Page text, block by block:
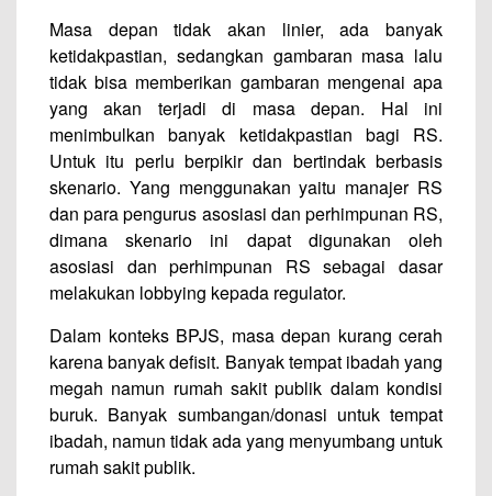
Masa depan tidak akan linier, ada banyak
ketidakpastian, sedangkan gambaran masa lalu
tidak bisa memberikan gambaran mengenai apa
yang akan terjadi di masa depan. Hal ini
menimbulkan banyak ketidakpastian bagi RS.
Untuk itu perlu berpikir dan bertindak berbasis
skenario. Yang menggunakan yaitu manajer RS
dan para pengurus asosiasi dan perhimpunan RS,
dimana skenario ini dapat digunakan oleh
asosiasi dan perhimpunan RS sebagai dasar
melakukan lobbying kepada regulator.
Dalam konteks BPJS, masa depan kurang cerah
karena banyak defisit. Banyak tempat ibadah yang
megah namun rumah sakit publik dalam kondisi
buruk. Banyak sumbangan/donasi untuk tempat
ibadah, namun tidak ada yang menyumbang untuk
rumah sakit publik.